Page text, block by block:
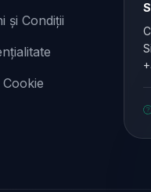
și Condiții